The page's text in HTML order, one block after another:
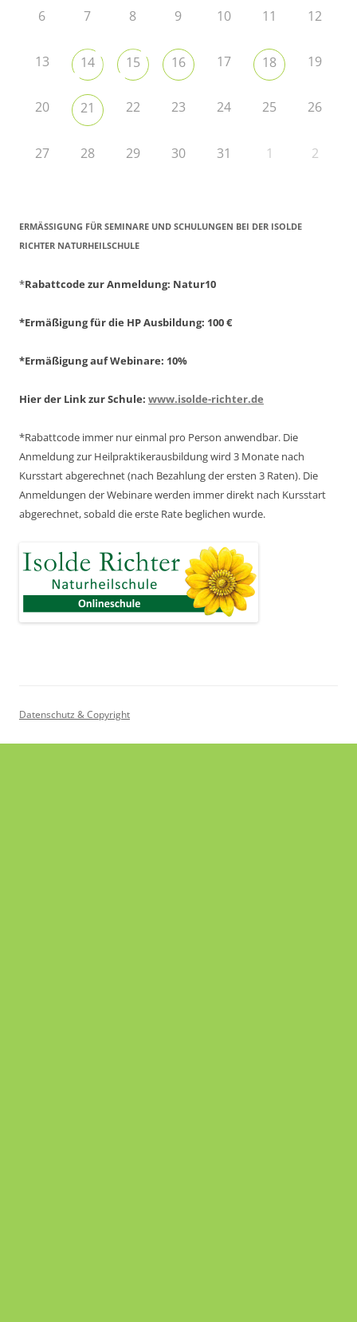
6 7 8 9 10 11 12
13 14 15 16 17 18 19
20 21 22 23 24 25 26
27 28 29 30 31 1 2
ERMÄSSIGUNG FÜR SEMINARE UND SCHULUNGEN BEI DER ISOLDE R
ICHTER NATURHEILSCHULE
*Rabattcode zur Anmeldung: Natur10
*Ermäßigung für die HP Ausbildung: 100 €
*Ermäßigung auf Webinare: 10%
Hier der Link zur Schule: www.isolde-richter.de
*Rabattcode immer nur einmal pro Person anwendbar. Die
Anmeldung zur Heilpraktikerausbildung wird 3 Monate nach
Kursstart abgerechnet(nach Bezahlung der ersten 3 Raten). Die
Anmeldungen der Webinare werden immer direkt nach Kursstart
abgerechnet,sobald die erste Rate beglichen wurde.
Datenschutz & Copyright